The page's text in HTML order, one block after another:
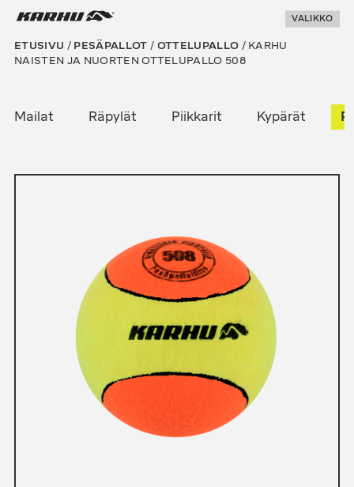
Suoraan
Karhu Pesis VALIKKO
ETUSIVU / PESÄPALLOT / OTTELUPALLO / KARHU
NAISTEN JA NUORTEN OTTELUPALLO 508
Mailat Räpylät Piikkarit Kypärät